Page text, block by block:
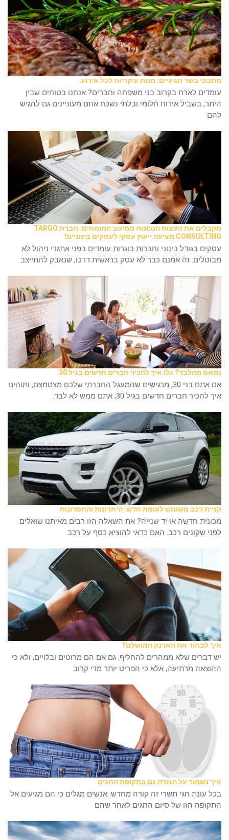
מתכוני בשר חגיגיים: מנות עיקריות לכל אירוע
עומדים לארח בקרוב בני משפחה וחברים? אנחנו בטוחים שבין
היתר, בשביל אירוח חלומי ובלתי נשכח אתם מעוניינים גם להגיש
להם
מקבלים את העצות הנכונות ממיטב המומחים: חברת TARGO
CONSULTING מציעה ייעוץ עסקי לעסקים בינוניים!
עסקים בגודל בינוני וחברות בוגרות עומדים בפני אתגרי ניהול לא
מבוטלים. זה אמנם כבר לא עסק בראשית דרכו, שנאבק להתייצב
נמאס מהלבד? גלו איך להכיר חברים חדשים בגיל 30
אם אתם בני 30, מרגישים שהמעגל החברתי שלכם מצטמצם, ותוהים
איך להכיר חברים חדשים בגיל 30, אתם ממש לא לבד.
קניית רכב משומש לעומת חדש: היתרונות והחסרונות
מכונית חדשה או יד שנייה? את השאלה הזו רבים מאיתנו שואלים
לפני שקונים רכב. האם כדאי להוציא כסף על רכב
איך לבחור את הארנק המושלם?
יש דברים שלא ממהרים להחליף, גם אם הם מרוטים ובלויים, ולא כי
ההוצאה מרתיעה, אלא כי הפריט יותר מדי קרוב
איך נשמור על הגזרה גם בתקופת החגים
בכל עונת חגי תשרי זה קורה מחדש. אנשים מגלים כי הם מגיעים אל
התקופה הזו של סיום החגים לאחר שהם